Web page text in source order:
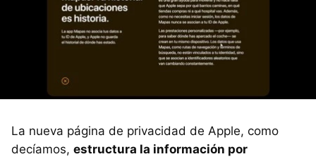
La nueva página de privacidad de Apple, como
decíamos, estructura la información por